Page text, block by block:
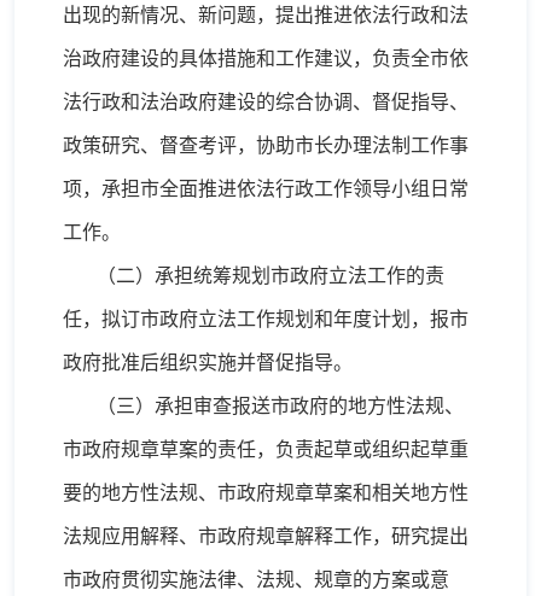
出现的新情况、新问题，提出推进依法行政和法
治政府建设的具体措施和工作建议，负责全市依
法行政和法治政府建设的综合协调、督促指导、
政策研究、督查考评，协助市长办理法制工作事
项，承担市全面推进依法行政工作领导小组日常
工作。
（二）承担统筹规划市政府立法工作的责
任，拟订市政府立法工作规划和年度计划，报市
政府批准后组织实施并督促指导。
（三）承担审查报送市政府的地方性法规、
市政府规章草案的责任，负责起草或组织起草重
要的地方性法规、市政府规章草案和相关地方性
法规应用解释、市政府规章解释工作，研究提出
市政府贯彻实施法律、法规、规章的方案或意